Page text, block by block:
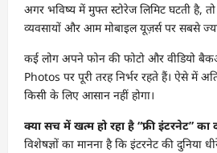
अगर भविष्य में मुफ्त स्टोरेज लिमिट घटती है,
व्यवसायों और आम मोबाइल यूज़र्स पर सबसे
कई लोग अपने फोन की फोटो और वीडियो
Photos पर पूरी तरह निर्भर रहते हैं। ऐसे में
किसी के लिए आसान नहीं होगा।
क्या सच में खत्म हो रहा है “फ्री इंटरनेट” का
विशेषज्ञों का मानना है कि इंटरनेट की दुनिया